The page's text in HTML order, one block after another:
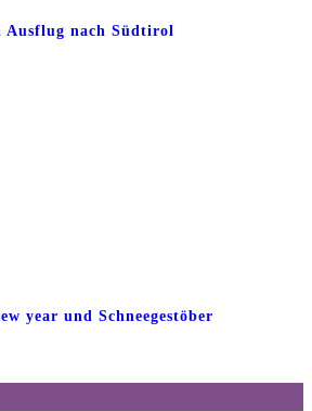
Ausflug nach Südtirol
year und Schneegestöber